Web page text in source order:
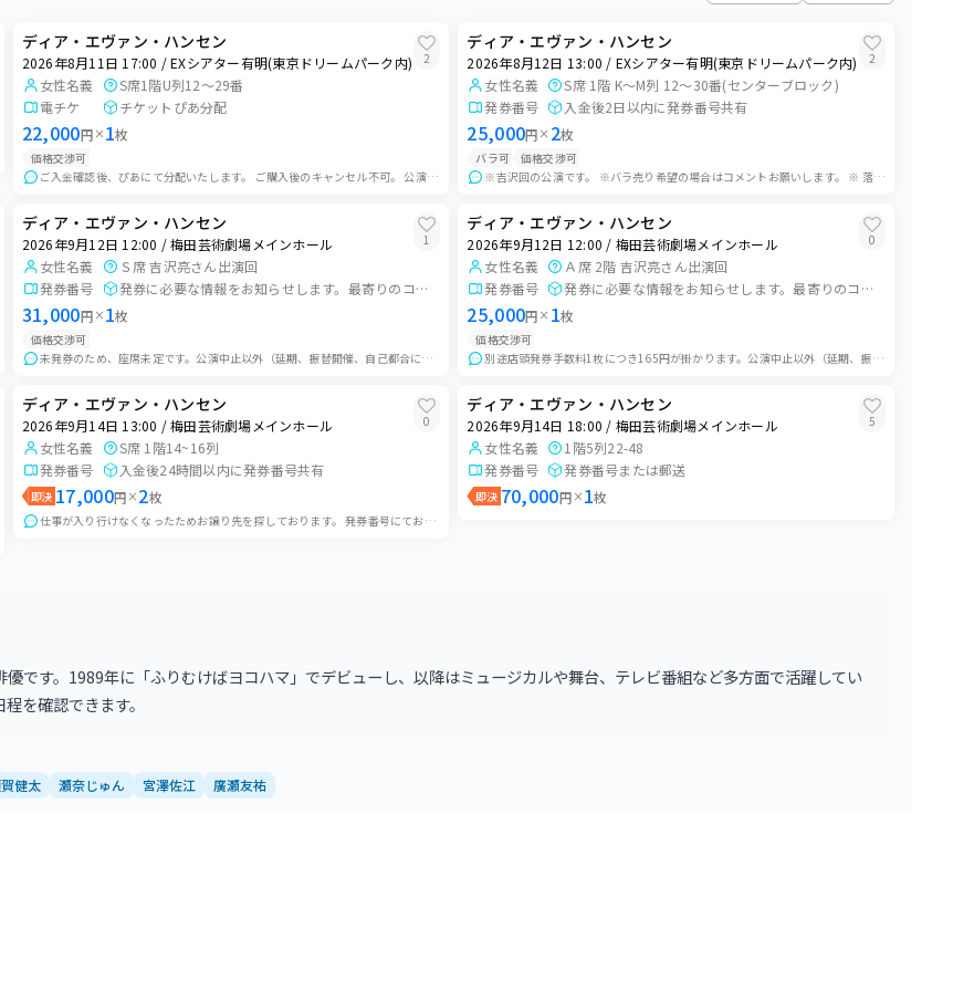
枚
0枚
枚
0
ディア・エヴァン・ハンセン
2026年8月11日 17:00 / EXシアター有明(東京ドリームパーク内) 2
女性名義
S席1階U列12〜29番
電チケ
チケットぴあ分配
22,000円 × 1枚
価格交渉可
ご入金確認後、ぴあにて分配いたします。 ご購入後のキャンセル不可。 公演中止の場合のみチケット返却後返金対応いたします。
ディア・エヴァン・ハンセン
2026年8月12日 13:00 / EXシアター有明(東京ドリームパーク内) 2
女性名義
S席 1階 K〜M列 12〜30番(センターブロック)
発券番号
入金後2日以内に発券番号共有
25,000円 × 2枚
バラ可
価格交渉可
※吉沢回の公演です。 ※バラ売り希望の場合はコメントお願いします。 ※ 落札前にメッセージをお願い致します。プライベート出品に切り替えます。 ・入金確認後、発...
ディア・エヴァン・ハンセン
2026年9月12日 12:00 / 梅田芸術劇場メインホール 1
女性名義
Ｓ席 吉沢亮さん出演回
発券番号
発券に必要な情報をお知らせします。最寄りのコンビニで発券してください。
31,000円 × 1枚
価格交渉可
未発券のため、座席未定です。公演中止以外（延期、振替開催、自己都合による取り止め、本人確認に伴う入場拒否等）の返金はできかねますのでご了承ください。買い手様が発...
ディア・エヴァン・ハンセン
2026年9月12日 12:00 / 梅田芸術劇場メインホール 0
女性名義
Ａ席 2階 吉沢亮さん出演回
発券番号
発券に必要な情報をお知らせします。最寄りのコンビニで発券してください。
25,000円 × 1枚
価格交渉可
別途店頭発券手数料1枚につき165円が掛かります。公演中止以外（延期、振替開催、自己都合による取り止め、本人確認に伴う入場拒否等）の返金はできかねますのでご了承...
ディア・エヴァン・ハンセン
2026年9月14日 13:00 / 梅田芸術劇場メインホール 0
女性名義
S席 1階14~16列
発券番号
入金後24時間以内に発券番号共有
即決 17,000円 × 2枚
仕事が入り行けなくなったためお譲り先を探しております。 発券番号にてお譲りいたします。 セブンイレブンの発券番号をお伝えいたしますので、ご自身で発券しご入場を...
ディア・エヴァン・ハンセン
2026年9月14日 18:00 / 梅田芸術劇場メインホール 5
女性名義
1階5列22-48
発券番号
発券番号または郵送
即決70,000円 × 1枚
です。1989年に「ふりむけばヨコハマ」でデビューし、以降はミュージカルや舞台、テレビ番組など多方面で活躍してい
を確認できます。
健太 瀬奈じゅん 宮澤佐江 廣瀬友祐